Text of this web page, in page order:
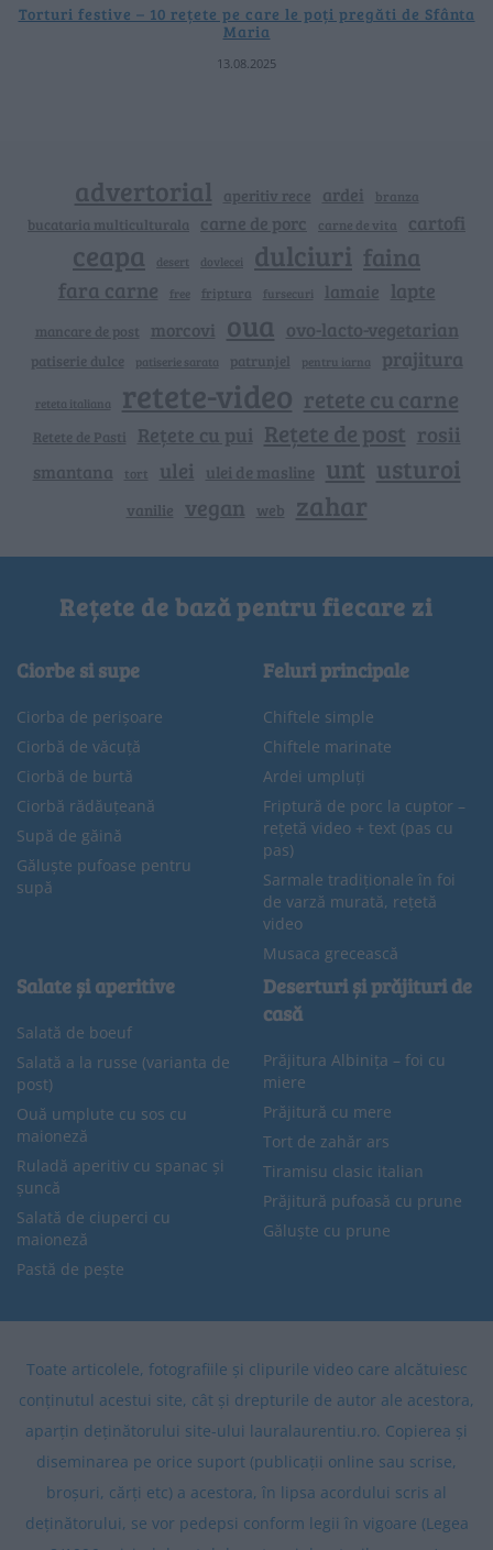
Torturi festive – 10 rețete pe care le poți pregăti de Sfânta
Maria
13.08.2025
advertorial aperitiv rece ardei branza
bucataria multiculturala carne de porc carne de vita cartofi
ceapa desert dovlecei dulciuri faina
fara carne free friptura fursecuri lamaie lapte
mancare de post morcovi oua ovo-lacto-vegetarian
patiserie dulce patiserie sarata patrunjel pentru iarna prajitura
reteta italiana retete-video retete cu carne
Retete de Pasti Rețete cu pui Rețete de post rosii
smantana tort ulei ulei de masline unt usturoi
vanilie vegan web zahar
Rețete de bază pentru fiecare zi
Ciorbe si supe
Ciorba de perișoare
Ciorbă de văcuță
Ciorbă de burtă
Ciorbă rădăuțeană
Supă de găină
Găluște pufoase pentru
supă
Feluri principale
Chiftele simple
Chiftele marinate
Ardei umpluți
Friptură de porc la cuptor –
rețetă video + text (pas cu
pas)
Sarmale tradiționale în foi
de varză murată, rețetă
video
Musaca grecească
Salate și aperitive
Salată de boeuf
Salată a la russe (varianta de
post)
Ouă umplute cu sos cu
maioneză
Ruladă aperitiv cu spanac și
șuncă
Salată de ciuperci cu
maioneză
Pastă de pește
Deserturi și prăjituri de
casă
Prăjitura Albinița – foi cu
miere
Prăjitură cu mere
Tort de zahăr ars
Tiramisu clasic italian
Prăjitură pufoasă cu prune
Găluște cu prune
Toate articolele, fotografiile și clipurile video care alcătuiesc
conținutul acestui site, cât și drepturile de autor ale acestora,
aparțin deținătorului site-ului lauralaurentiu.ro. Copierea și
diseminarea pe orice suport (publicații online sau scrise,
broșuri, cărți etc) a acestora, în lipsa acordului scris al
deținătorului, se vor pedepsi conform legii în vigoare (Legea